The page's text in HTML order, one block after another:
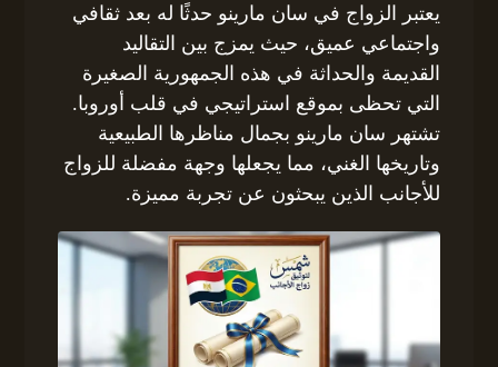
يعتبر الزواج في سان مارينو حدثًا له بعد ثقافي
واجتماعي عميق، حيث يمزج بين التقاليد
القديمة والحداثة في هذه الجمهورية الصغيرة
التي تحظى بموقع استراتيجي في قلب أوروبا.
تشتهر سان مارينو بجمال مناظرها الطبيعية
وتاريخها الغني، مما يجعلها وجهة مفضلة للزواج
للأجانب الذين يبحثون عن تجربة مميزة.